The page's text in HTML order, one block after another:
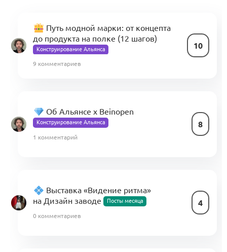
Путь модной марки: от концепта
до продукта на полке (12 шагов)
Конструирование Альянса 10
9 комментариев
Об Альянсе х Beinopen
Конструирование Альянса 8
1 комментарий
Выставка «Видение ритма»
на Дизайн заводе
Посты месяца 4
0 комментариев